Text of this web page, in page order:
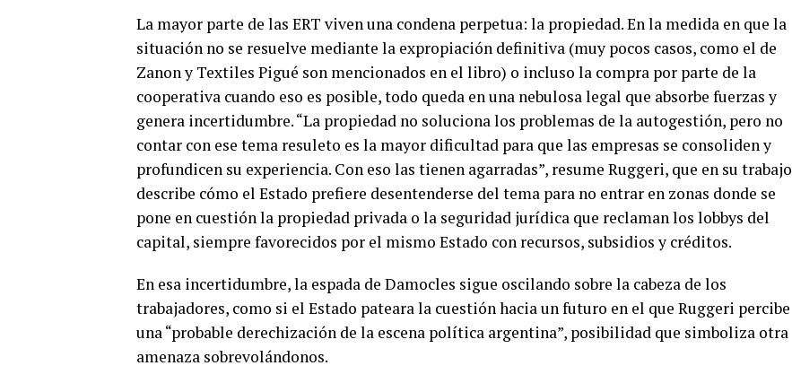
La mayor parte de las ERT viven una condena perpetua: la propiedad. En la medida en que la
situación no se resuelve mediante la expropiación definitiva (muy pocos casos, como el de
Zanon y Textiles Pigué son mencionados en el libro) o incluso la compra por parte de la
cooperativa cuando eso es posible, todo queda en una nebulosa legal que absorbe fuerzas y
genera incertidumbre. “La propiedad no soluciona los problemas de la autogestión, pero no
contar con ese tema resuleto es la mayor dificultad para que las empresas se consoliden y
profundicen su experiencia. Con eso las tienen agarradas”, resume Ruggeri, que en su trabajo
describe cómo el Estado prefiere desentenderse del tema para no entrar en zonas donde se
pone en cuestión la propiedad privada o la seguridad jurídica que reclaman los lobbys del
capital, siempre favorecidos por el mismo Estado con recursos, subsidios y créditos.
En esa incertidumbre, la espada de Damocles sigue oscilando sobre la cabeza de los
trabajadores, como si el Estado pateara la cuestión hacia un futuro en el que Ruggeri percibe
una “probable derechización de la escena política argentina”, posibilidad que simboliza otra
amenaza sobrevolándonos.